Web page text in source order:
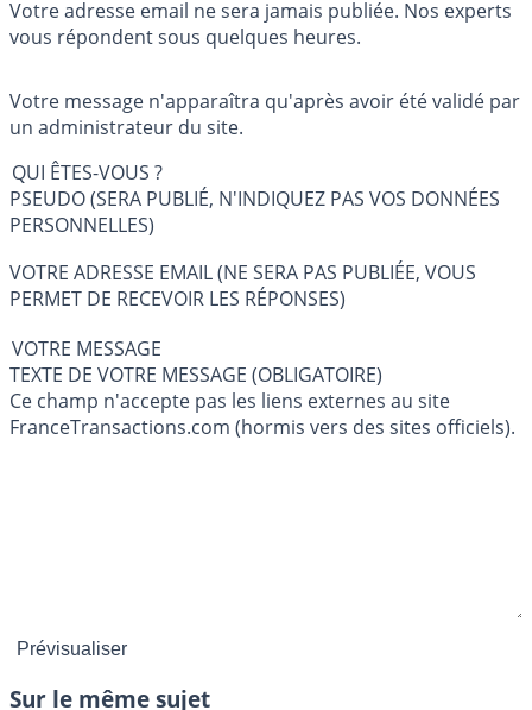
Votre adresse email ne sera jamais publiée. Nos experts
vous répondent sous quelques heures.
Votre message n'apparaîtra qu'après avoir été validé par
un administrateur du site.
QUI ÊTES-VOUS ?
PSEUDO (SERA PUBLIÉ, N'INDIQUEZ PAS VOS DONNÉES
PERSONNELLES)
VOTRE ADRESSE EMAIL (NE SERA PAS PUBLIÉE, VOUS
PERMET DE RECEVOIR LES RÉPONSES)
VOTRE MESSAGE
TEXTE DE VOTRE MESSAGE (OBLIGATOIRE)
Ce champ n'accepte pas les liens externes au site
FranceTransactions.com (hormis vers des sites officiels).